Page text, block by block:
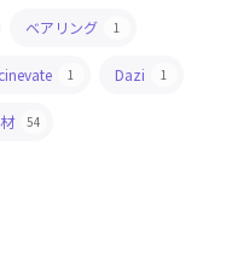
ベアリング 1
cinevate 1 Dazi 1
54